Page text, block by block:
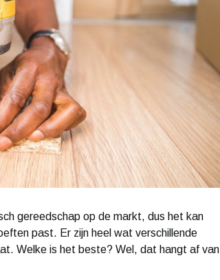
gereedschap op de markt, dus het kan
past. Er zijn heel wat verschillende
Welke is het beste? Wel, dat hangt af van